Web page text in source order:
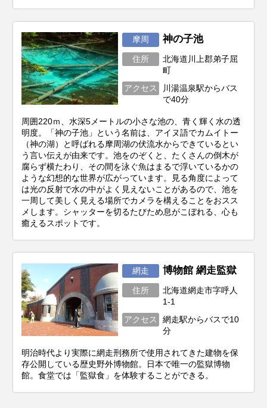
摩周 神の子池
住所
北海道川上郡弟子屈
町
アクセス
川湯温泉駅からバス
で40分
周囲220ｍ、水深5メートルの小さな池の、青く輝く水の透
明度。「神の子池」という名前は、アイヌ語でカムイトー
（神の湖）と呼ばれる摩周湖の伏流水からできているとい
う言い伝えが由来です。池をのぞくと、たくさんの倒木が
腐らず横たわり、その間を泳ぐ魚はまるで浮いているかの
ような幻想的な世界が広がっています。見る角度によって
は光の反射で水の中がよく見えないことがあるので、池を
一周して美しく見える場所でカメラを構えることをおスス
メします。シャッターを切るたびため息がこぼれる、心も
癒えるスポットです。
網走 博物館 網走監獄
住所
北海道網走市字呼人
1-1
アクセス
網走駅からバスで10
分
明治時代より実際に網走刑務所で使用されてきた建物を保
存公開している歴史野外博物館。日本で唯一の監獄博物
館。食堂では「監獄食」を体験することができる。